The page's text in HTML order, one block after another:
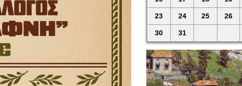
23 24 25 26
30 31